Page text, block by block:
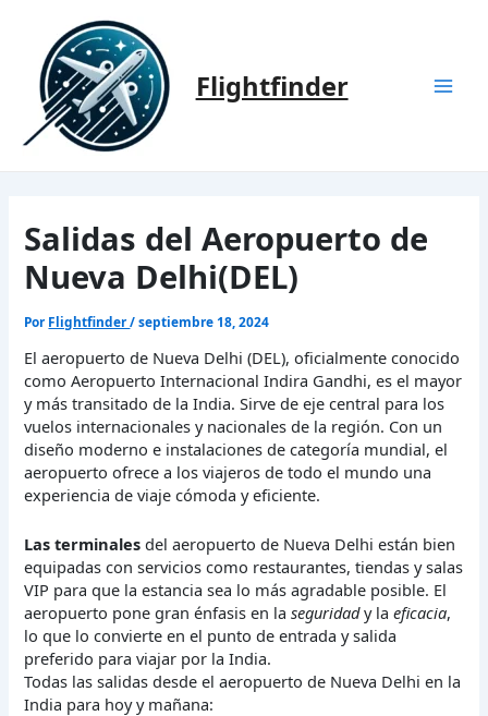
contenido
Flightfinder
Salidas del Aeropuerto de
Nueva Delhi(DEL)
Por Flightfinder/septiembre 18, 2024
El aeropuerto de Nueva Delhi (DEL), oficialmente conocido
como Aeropuerto Internacional Indira Gandhi, es el mayor
y más transitado de la India. Sirve de eje central para los
vuelos internacionales y nacionales de la región. Con un
diseño moderno e instalaciones de categoría mundial, el
aeropuerto ofrece a los viajeros de todo el mundo una
experiencia de viaje cómoda y eficiente.
Las terminales del aeropuerto de Nueva Delhi están bien
equipadas con servicios como restaurantes, tiendas y salas
VIP para que la estancia sea lo más agradable posible. El
aeropuerto pone gran énfasis en laseguridady laeficacia,
lo que lo convierte en el punto de entrada y salida
preferido para viajar por la India.
Todas las salidas desde el aeropuerto de Nueva Delhi en la
India para hoy y mañana: